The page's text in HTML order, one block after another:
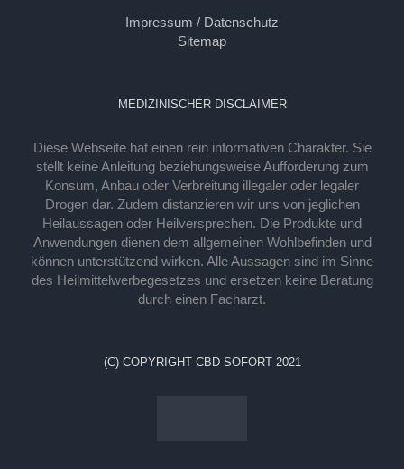
Impressum / Datenschutz
Sitemap
MEDIZINISCHER DISCLAIMER
Diese Webseite hat einen rein informativen Charakter. Sie
stellt keine Anleitung beziehungsweise Aufforderung zum
Konsum, Anbau oder Verbreitung illegaler oder legaler
Drogen dar. Zudem distanzieren wir uns von jeglichen
Heilaussagen oder Heilversprechen. Die Produkte und
Anwendungen dienen dem allgemeinen Wohlbefinden und
können unterstützend wirken. Alle Aussagen sind im Sinne
des Heilmittelwerbegesetzes und ersetzen keine Beratung
durch einen Facharzt.
(C) COPYRIGHT CBD SOFORT 2021